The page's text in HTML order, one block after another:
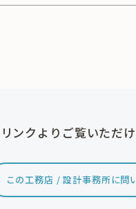
ンクよりご覧いただけ
この工務店 / 設計事務所に問